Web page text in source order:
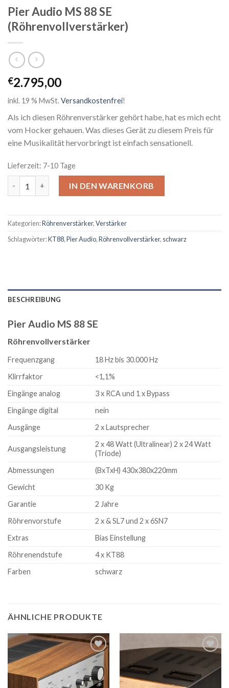
Pier Audio MS 88 SE
(Röhrenvollverstärker)
€2.795,00
inkl. 19 % MwSt.Versandkostenfrei!
Als ich diesen Röhrenverstärker gehört habe, hat es mich echt
vom Hocker gehauen. Was dieses Gerät zu diesem Preis für
eine Musikalität hervorbringt ist einfach sensationell.
Lieferzeit: 7-10 Tage
Pier Audio MS 88 SE (Röhrenvollverstärker) Menge
IN DEN WARENKORB
Kategorien:Röhrenverstärker,Verstärker
Schlagwörter:KT88,Pier Audio,Röhrenvollverstärker, schwarz
BESCHREIBUNG
Pier Audio MS 88 SE
Röhrenvollverstärker
Frequenzgang
18 Hz bis 30.000 Hz
Klirrfaktor
<1,1%
Eingänge analog
3 x RCA und 1 x Bypass
Eingänge digital
nein
Ausgänge
2 x Lautsprecher
Ausgangsleistung
2 x 48 Watt (Ultralinear) 2 x 24 Watt
(Triode)
Abmessungen
(BxTxH) 430x380x220mm
Gewicht
30 Kg
Garantie
2 Jahre
Röhrenvorstufe
2 x & SL7 und 2 x 6SN7
Extras
Bias Einstellung
Röhrenendstufe
4 x KT88
Farben
schwarz
ÄHNLICHE PRODUKTE
Zur
Wunschliste
Zur
Wunschliste